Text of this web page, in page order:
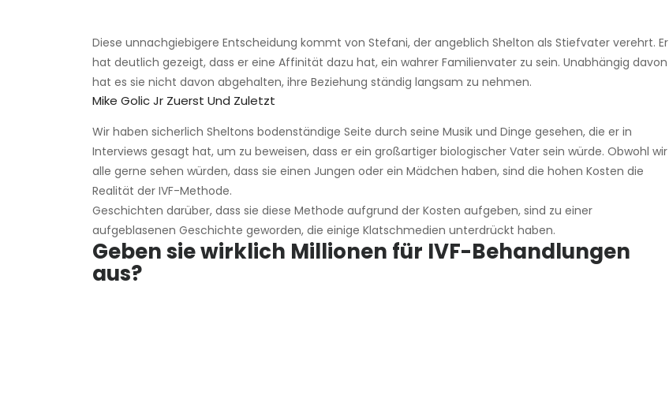
Diese unnachgiebigere Entscheidung kommt von Stefani, der angeblich Shelton als Stiefvater verehrt. Er
hat deutlich gezeigt, dass er eine Affinität dazu hat, ein wahrer Familienvater zu sein. Unabhängig davon
hat es sie nicht davon abgehalten, ihre Beziehung ständig langsam zu nehmen.
Mike Golic Jr Zuerst Und Zuletzt
Wir haben sicherlich Sheltons bodenständige Seite durch seine Musik und Dinge gesehen, die er in
Interviews gesagt hat, um zu beweisen, dass er ein großartiger biologischer Vater sein würde. Obwohl wir
alle gerne sehen würden, dass sie einen Jungen oder ein Mädchen haben, sind die hohen Kosten die
Realität der IVF-Methode.
Geschichten darüber, dass sie diese Methode aufgrund der Kosten aufgeben, sind zu einer
aufgeblasenen Geschichte geworden, die einige Klatschmedien unterdrückt haben.
Geben sie wirklich Millionen für IVF-Behandlungen
aus?